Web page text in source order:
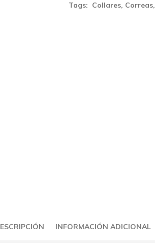
Tags: Collares, Correas,
INFORMACIÓN ADICIONAL